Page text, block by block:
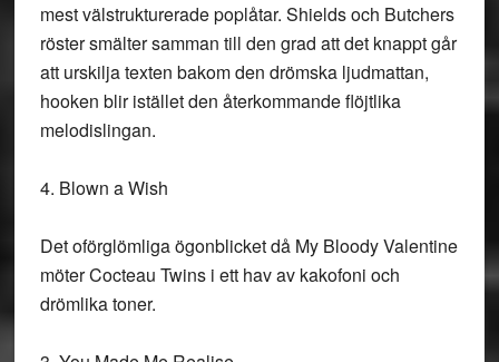
mest välstrukturerade poplåtar. Shields och Butchers
röster smälter samman till den grad att det knappt går
att urskilja texten bakom den drömska ljudmattan,
hooken blir istället den återkommande flöjtlika
melodislingan.
4. Blown a Wish
Det oförglömliga ögonblicket då My Bloody Valentine
möter Cocteau Twins i ett hav av kakofoni och
drömlika toner.